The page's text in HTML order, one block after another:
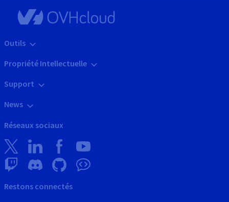
Outils
Propriété Intellectuelle
Support
News
Réseaux sociaux
Restons connectés